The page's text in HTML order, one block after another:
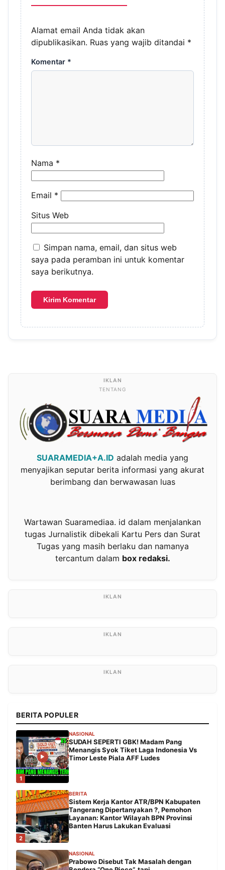
Alamat email Anda tidak akan
dipublikasikan. Ruas yang wajib ditandai *
Komentar *
Nama *
Email *
Situs Web
Simpan nama, email, dan situs web
saya pada peramban ini untuk komentar
saya berikutnya.
TENTANG
SUARAMEDIA+A.ID adalah media yang
menyajikan seputar berita informasi yang akurat
berimbang dan berwawasan luas
Wartawan Suaramediaa. id dalam menjalankan
tugas Jurnalistik dibekali Kartu Pers dan Surat
Tugas yang masih berlaku dan namanya
tercantum dalam box redaksi.
BERITA POPULER
1
NASIONAL
SUDAH SEPERTI GBK! Madam Pang
Menangis Syok Tiket Laga Indonesia Vs
Timor Leste Piala AFF Ludes
2
BERITA
Sistem Kerja Kantor ATR/BPN Kabupaten
Tangerang Dipertanyakan ?, Pemohon
Layanan: Kantor Wilayah BPN Provinsi
Banten Harus Lakukan Evaluasi
NASIONAL
Prabowo Disebut Tak Masalah dengan